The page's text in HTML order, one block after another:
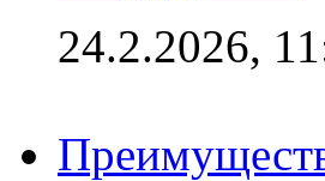
24.2.2026,